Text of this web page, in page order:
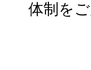
体制を